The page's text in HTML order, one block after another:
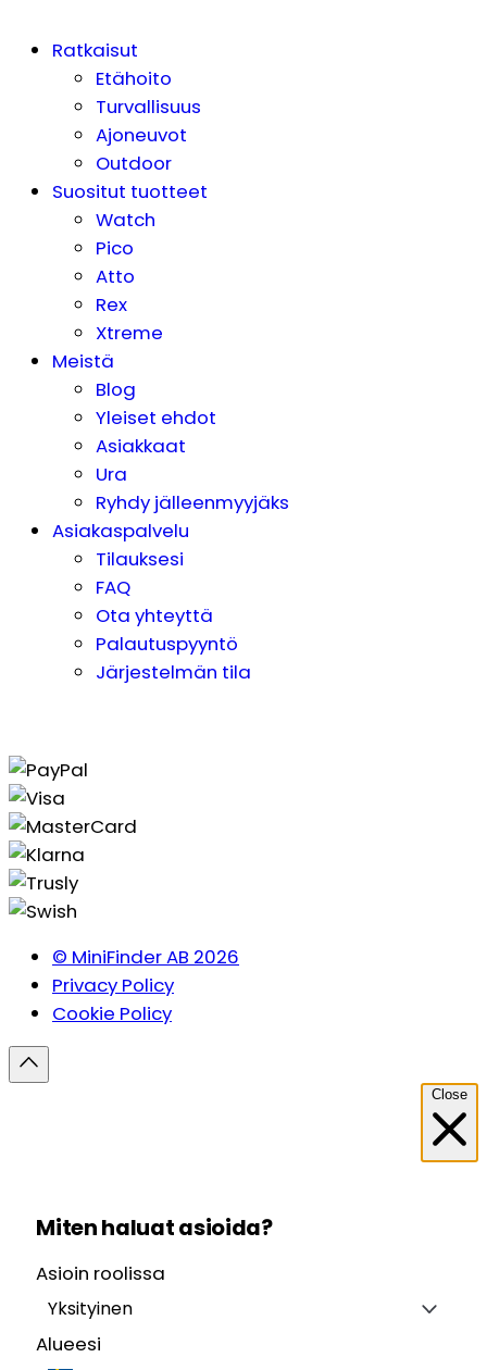
Ratkaisut
Etähoito
Turvallisuus
Ajoneuvot
Outdoor
Suositut tuotteet
Watch
Pico
Atto
Rex
Xtreme
Meistä
Blog
Yleiset ehdot
Asiakkaat
Ura
Ryhdy jälleenmyyjäks
Asiakaspalvelu
Tilauksesi
FAQ
Ota yhteyttä
Palautuspyyntö
Järjestelmän tila
© MiniFinder AB 2026
Privacy Policy
Cookie Policy
Close
Miten haluat asioida?
Asioin roolissa
Yksityinen
Alueesi